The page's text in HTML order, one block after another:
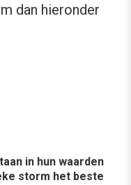
dan hieronder
in hun waarden
storm het beste